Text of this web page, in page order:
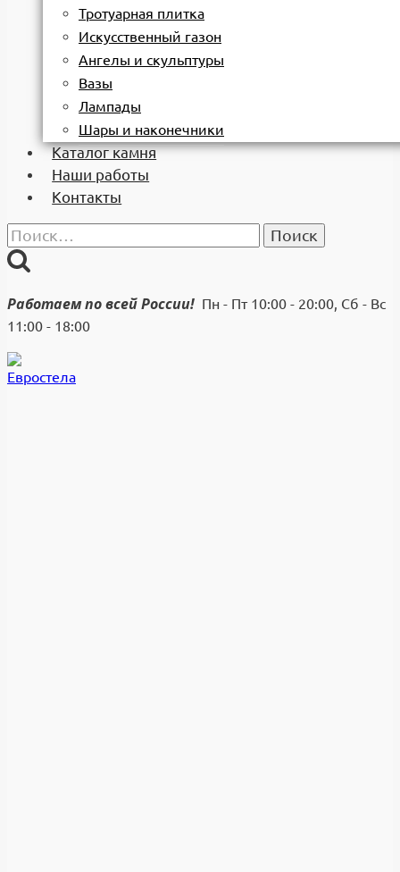
Тротуарная плитка
Искусственный газон
Ангелы и скульптуры
Вазы
Лампады
Шары и наконечники
Каталог камня
Наши работы
Контакты
Найти:
Работаем по всей России! Пн - Пт 10:00 - 20:00, Сб - Вс
11:00 - 18:00